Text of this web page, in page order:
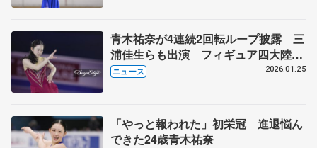
青木祐奈が4連続2回転ループ披露 三
浦佳生らも出演 フィギュア四大陸選
手権エキシビション
ニュース 2026.01.25
「やっと報われた」初栄冠 進退悩ん
できた24歳青木祐奈